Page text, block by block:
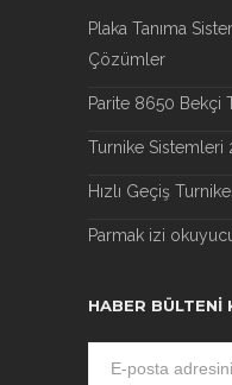
Plaka Tanıma
Çözümler
Parite 8650 Bekçi
Turnike Sistemleri
Hızlı Geçiş
Parmak izi
HABER BÜLTENI